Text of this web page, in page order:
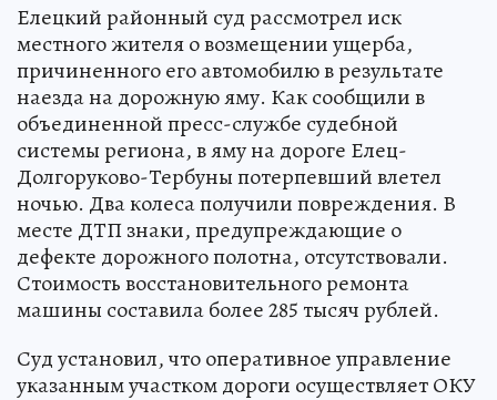
Елецкий районный суд рассмотрел иск
местного жителя о возмещении ущерба,
причиненного его автомобилю в результате
наезда на дорожную яму. Как сообщили в
объединенной пресс-службе судебной
системы региона, в яму на дороге Елец-
Долгоруково-Тербуны потерпевший влетел
ночью. Два колеса получили повреждения. В
месте ДТП знаки, предупреждающие о
дефекте дорожного полотна, отсутствовали.
Стоимость восстановительного ремонта
машины составила более 285 тысяч рублей.
Суд установил, что оперативное управление
указанным участком дороги осуществляет ОКУ